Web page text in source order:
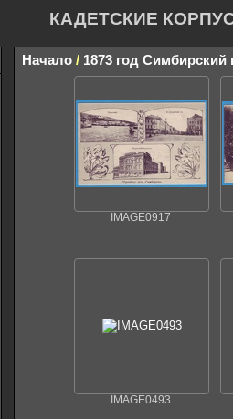
КАДЕТСКИЕ
Начало/ 1873 год Симбирский
IMAGE0917
IMAGE0493